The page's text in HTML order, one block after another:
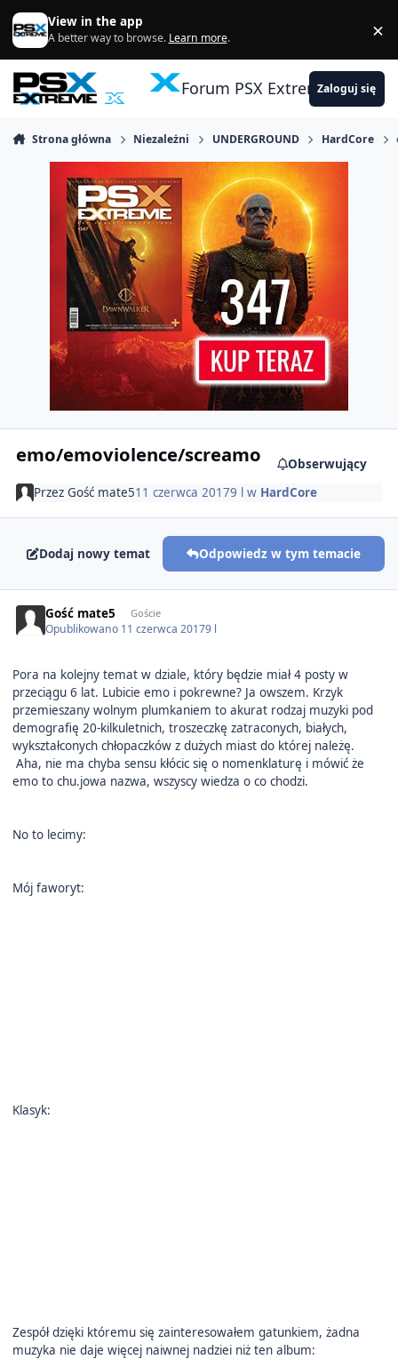
Skocz do zawartości
View in the app
A better way to browse. Learn more. ×
Forum PSX ExtremeZaloguj się
Strona główna Niezależni UNDERGROUND HardCore
emo/emoviolence/screamo
Obserwujący
Przez Gość mate511 czerwca 20179 l w HardCore
Dodaj nowy temat Odpowiedz w tym temacie
Gość mate5 Goście
Opublikowano 11 czerwca 20179 l
Pora na kolejny temat w dziale, który będzie miał 4 posty w
przeciągu 6 lat. Lubicie emo i pokrewne? Ja owszem. Krzyk
przemieszany wolnym plumkaniem to akurat rodzaj muzyki pod
demografię 20-kilkuletnich, troszeczkę zatraconych, białych,
wykształconych chłopaczków z dużych miast do której należę.
Aha, nie ma chyba sensu kłócic się o nomenklaturę i mówić że
emo to chu.jowa nazwa, wszyscy wiedza o co chodzi.
No to lecimy:
Mój faworyt:
Klasyk:
Zespół dzięki któremu się zainteresowałem gatunkiem, żadna
muzyka nie daje więcej naiwnej nadziei niż ten album: